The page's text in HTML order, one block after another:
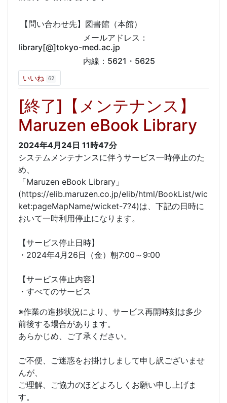
【問い合わせ先】図書館（本館）
メールアドレス：
library[@]tokyo-med.ac.jp
内線：5621・5625
いいね 62
[終了]【メンテナンス】
Maruzen eBook Library
2024年4月24日 11時47分
システムメンテナンスに伴うサービス一時停止のた
め、
「Maruzen eBook Library」
(https://elib.maruzen.co.jp/elib/html/BookList/wic
ket:pageMapName/wicket-7?4)は、下記の日時に
おいて一時利用停止になります。
【サービス停止日時】
・2024年4月26日（金）朝7:00～9:00
【サービス停止内容】
・すべてのサービス
※作業の進捗状況により、サービス再開時刻は多少
前後する場合があります。
あらかじめ、ご了承ください。
ご不便、ご迷惑をお掛けしまして申し訳ございませ
んが、
ご理解、ご協力のほどよろしくお願い申し上げま
す。